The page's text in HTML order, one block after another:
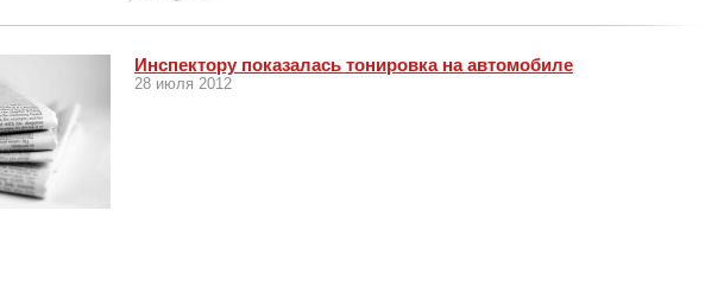
Инспектору показалась тонировка на автомобиле
28 июля 2012